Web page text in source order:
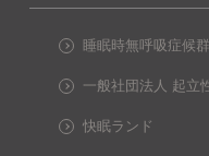
睡眠時無呼吸症候
一般社団法人 起立
快眠ランド